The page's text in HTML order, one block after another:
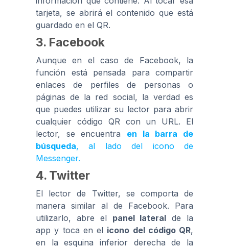
tarjeta, se abrirá el contenido que está
guardado en el QR.
3. Facebook
Aunque en el caso de Facebook, la
función está pensada para compartir
enlaces de perfiles de personas o
páginas de la red social, la verdad es
que puedes utilizar su lector para abrir
cualquier código QR con un URL. El
lector, se encuentra en la barra de
búsqueda, al lado del icono de
Messenger.
4. Twitter
El lector de Twitter, se comporta de
manera similar al de Facebook. Para
utilizarlo, abre el panel lateral de la
app y toca en el icono del código QR,
en la esquina inferior derecha de la